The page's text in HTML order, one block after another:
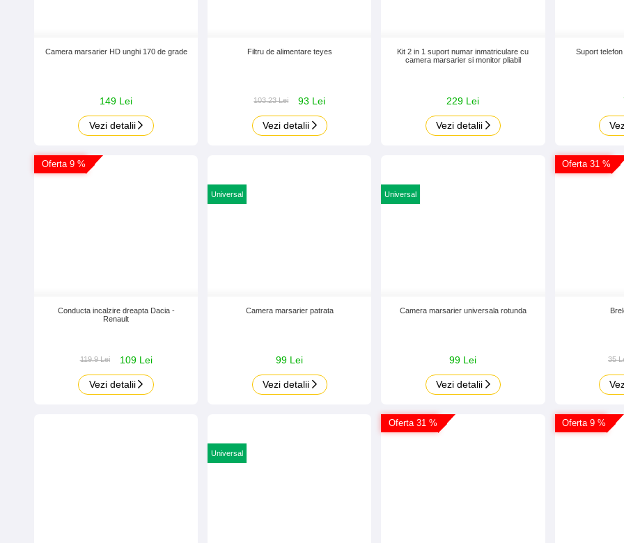
Camera marsarier HD unghi 170 de grade
149 Lei
Vezi detalii
Filtru de alimentare teyes
103.23 Lei 93 Lei
Vezi detalii
Kit 2 in 1 suport numar inmatriculare cu
camera marsarier si monitor pliabil
229 Lei
Vezi detalii
Suport
Oferta 9 %
Conducta incalzire dreapta Dacia -
Renault
119.9 Lei 109 Lei
Vezi detalii
Universal
Camera marsarier patrata
99 Lei
Vezi detalii
Universal
Camera marsarier universala rotunda
99 Lei
Vezi detalii
Oferta 31 %
35
Universal
Oferta 31 % Oferta 9 %